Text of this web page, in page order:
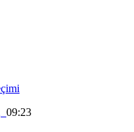
09:23